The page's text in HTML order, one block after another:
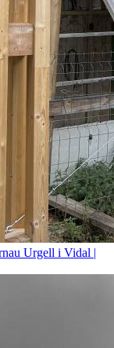
Urgell i Vidal |